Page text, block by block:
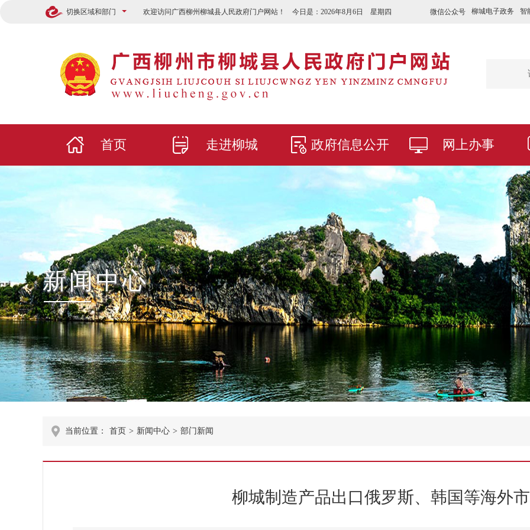
切换区域和部门 微信公众号 柳城电子政务 智
欢迎访问广西柳州柳城县人民政府门户网站！ 今日是： 2026年8月6日 星期四
首页 走进柳城 政府信息公开 网上办事
新闻中心
当前位置： 首页 > 新闻中心 > 部门新闻
柳城制造产品出口俄罗斯、韩国等海外